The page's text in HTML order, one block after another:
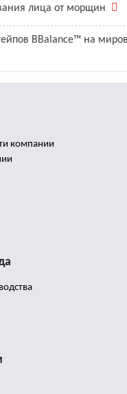
лица от морщин
BBalance™ на
компании